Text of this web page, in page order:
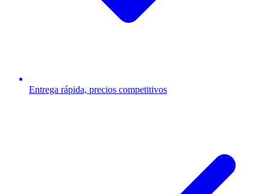
Entrega rápida, precios competitivos